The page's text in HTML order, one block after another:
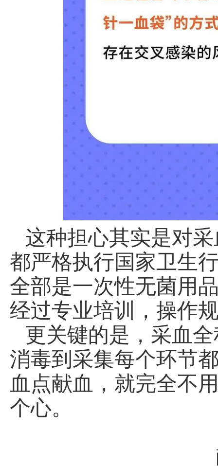
这种担心其实是对
都严格执行国家卫生
全部是一次性无菌用
经过专业培训，操作
更关键的是，采血
消毒到采集每个环节
血点献血，就完全不
个心。